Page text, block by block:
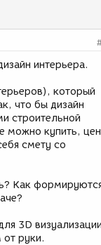
интерьера.
который
что бы дизайн
строительной
можно купить,
смету со
Как
3D
руки.